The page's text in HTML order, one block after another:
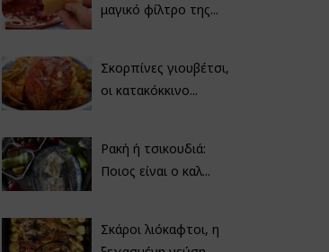
μαγικό φίλτρο της...
Σκορπίνες γιουβέτσι,
οι κατακόκκινο...
Ρακή ή τσικουδιά:
Ποιος είναι ο καλ...
Σκάροι λιόκαφτοι, η